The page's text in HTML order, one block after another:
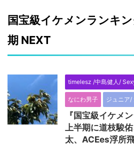
国宝級イケメンランキ
期 NEXT
timelesz /中島健人/
なにわ男子 ジュニア/
『国宝級イケメ
上半期に道枝駿
太、ACEes浮所